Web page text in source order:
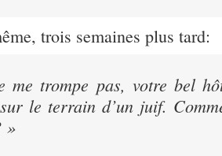
trois semaines plus tard:
me trompe pas, votre bel
le terrain d’un juif.
»